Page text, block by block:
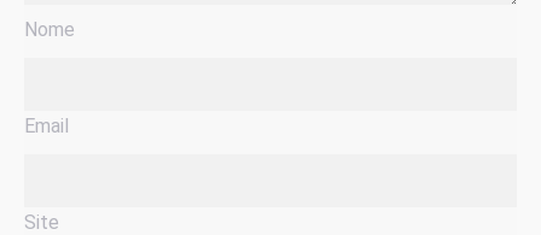
Nome
Email
Site